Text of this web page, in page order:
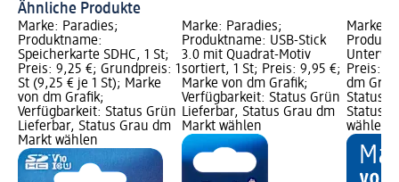
Ähnliche Produkte
Marke: Paradies;
Produktname:
Speicherkarte SDHC, 1 St;
Preis: 9,25 €; Grundpreis: 1
St (9,25 € je 1 St); Marke
von dm Grafik;
Verfügbarkeit: Status Grün
Lieferbar, Status Grau dm
Markt wählen
Marke: Paradies;
Produktname: USB-Stick
3.0 mit Quadrat-Motiv
sortiert, 1 St; Preis: 9,95 €;
Marke von dm Grafik;
Verfügbarkeit: Status Grün
Lieferbar, Status Grau dm
Markt wählen
Marke:
Preis:
dm
Status
Status
wählen